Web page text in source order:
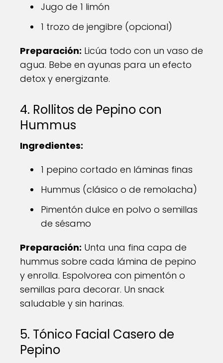
Jugo de 1 limón
1 trozo de jengibre (opcional)
Preparación: Licúa todo con un vaso de
agua. Bebe en ayunas para un efecto
detox y energizante.
4. Rollitos de Pepino con
Hummus
Ingredientes:
1 pepino cortado en láminas finas
Hummus (clásico o de remolacha)
Pimentón dulce en polvo o semillas
de sésamo
Preparación: Unta una fina capa de
hummus sobre cada lámina de pepino
y enrolla. Espolvorea con pimentón o
semillas para decorar. Un snack
saludable y sin harinas.
5. Tónico Facial Casero de
Pepino